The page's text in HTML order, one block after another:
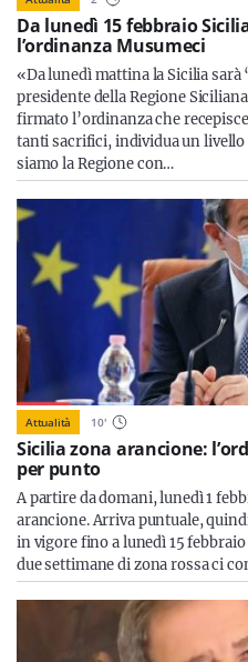
Da lunedì 15 febbraio
l’ordinanza Musumeci
«Da lunedì mattina la Sicilia
presidente della Regione
firmato l’ordinanza che
tanti sacrifici, individua un
siamo la Regione con…
Attualità 10'
Sicilia zona arancione:
per punto
A partire da domani, lunedì 1
arancione. Arriva puntuale,
in vigore fino a lunedì 15
due settimane di zona rossa ci